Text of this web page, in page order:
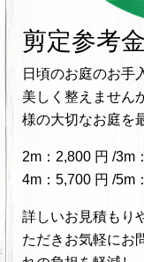
剪定参考
日頃のお庭のお手
美しく整えません
様の大切なお庭を
2m：2,800 円 /3m
4m：5,700 円 /5m
詳しいお見積もり
ただきお気軽にお